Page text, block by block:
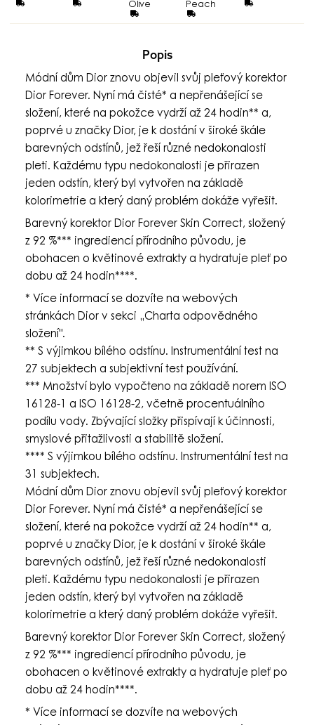
Olive
Peach
Popis
Módní dům Dior znovu objevil svůj pleťový korektor
Dior Forever. Nyní má čisté* a nepřenášející se
složení, které na pokožce vydrží až 24 hodin** a,
poprvé u značky Dior, je k dostání v široké škále
barevných odstínů, jež řeší různé nedokonalosti
pleti. Každému typu nedokonalosti je přirazen
jeden odstín, který byl vytvořen na základě
kolorimetrie a který daný problém dokáže vyřešit.
Barevný korektor Dior Forever Skin Correct, složený
z 92 %*** ingrediencí přírodního původu, je
obohacen o květinové extrakty a hydratuje pleť po
dobu až 24 hodin****.
* Více informací se dozvíte na webových
stránkách Dior v sekci „Charta odpovědného
složení".
** S výjimkou bílého odstínu. Instrumentální test na
27 subjektech a subjektivní test používání.
*** Množství bylo vypočteno na základě norem ISO
16128-1 a ISO 16128-2, včetně procentuálního
podílu vody. Zbývající složky přispívají k účinnosti,
smyslové přitažlivosti a stabilitě složení.
**** S výjimkou bílého odstínu. Instrumentální test na
31 subjektech.
Módní dům Dior znovu objevil svůj pleťový korektor
Dior Forever. Nyní má čisté* a nepřenášející se
složení, které na pokožce vydrží až 24 hodin** a,
poprvé u značky Dior, je k dostání v široké škále
barevných odstínů, jež řeší různé nedokonalosti
pleti. Každému typu nedokonalosti je přirazen
jeden odstín, který byl vytvořen na základě
kolorimetrie a který daný problém dokáže vyřešit.
Barevný korektor Dior Forever Skin Correct, složený
z 92 %*** ingrediencí přírodního původu, je
obohacen o květinové extrakty a hydratuje pleť po
dobu až 24 hodin****.
* Více informací se dozvíte na webových